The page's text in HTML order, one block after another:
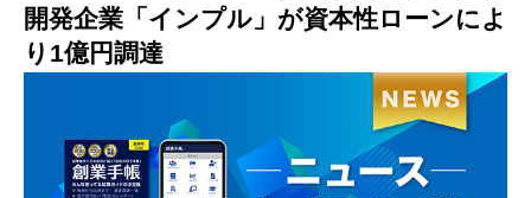
開発企業「インプル」が資本性ローンによ
り1億円調達